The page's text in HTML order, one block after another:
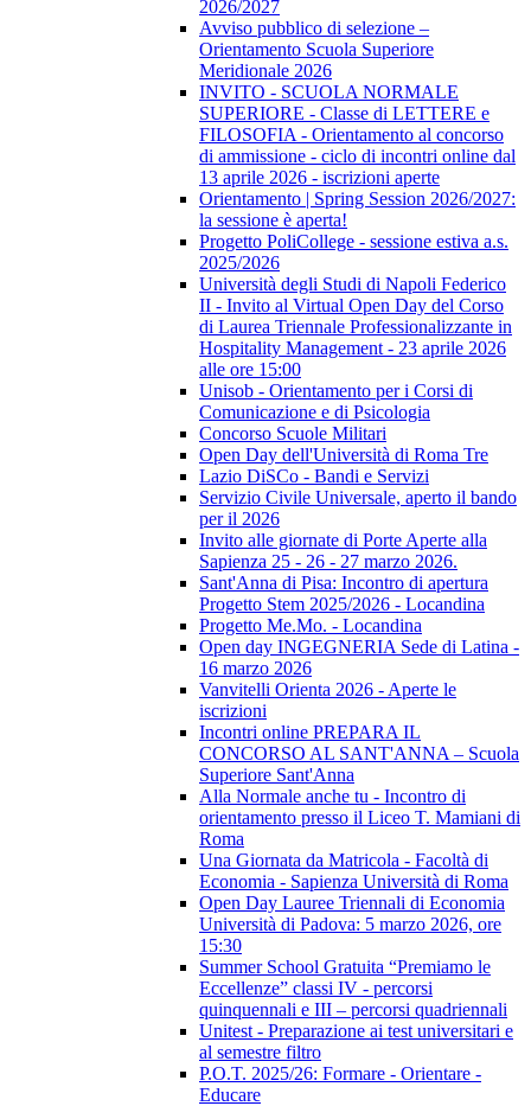
2026/2027
Avviso pubblico di selezione –
Orientamento Scuola Superiore
Meridionale 2026
INVITO - SCUOLA NORMALE
SUPERIORE - Classe di LETTERE e
FILOSOFIA - Orientamento al concorso
di ammissione - ciclo di incontri online dal
13 aprile 2026 - iscrizioni aperte
Orientamento | Spring Session 2026/2027:
la sessione è aperta!
Progetto PoliCollege - sessione estiva a.s.
2025/2026
Università degli Studi di Napoli Federico
II - Invito al Virtual Open Day del Corso
di Laurea Triennale Professionalizzante in
Hospitality Management - 23 aprile 2026
alle ore 15:00
Unisob - Orientamento per i Corsi di
Comunicazione e di Psicologia
Concorso Scuole Militari
Open Day dell'Università di Roma Tre
Lazio DiSCo - Bandi e Servizi
Servizio Civile Universale, aperto il bando
per il 2026
Invito alle giornate di Porte Aperte alla
Sapienza 25 - 26 - 27 marzo 2026.
Sant'Anna di Pisa: Incontro di apertura
Progetto Stem 2025/2026 - Locandina
Progetto Me.Mo. - Locandina
Open day INGEGNERIA Sede di Latina -
16 marzo 2026
Vanvitelli Orienta 2026 - Aperte le
iscrizioni
Incontri online PREPARA IL
CONCORSO AL SANT'ANNA – Scuola
Superiore Sant'Anna
Alla Normale anche tu - Incontro di
orientamento presso il Liceo T. Mamiani di
Roma
Una Giornata da Matricola - Facoltà di
Economia - Sapienza Università di Roma
Open Day Lauree Triennali di Economia
Università di Padova: 5 marzo 2026, ore
15:30
Summer School Gratuita “Premiamo le
Eccellenze” classi IV - percorsi
quinquennali e III – percorsi quadriennali
Unitest - Preparazione ai test universitari e
al semestre filtro
P.O.T. 2025/26: Formare - Orientare -
Educare